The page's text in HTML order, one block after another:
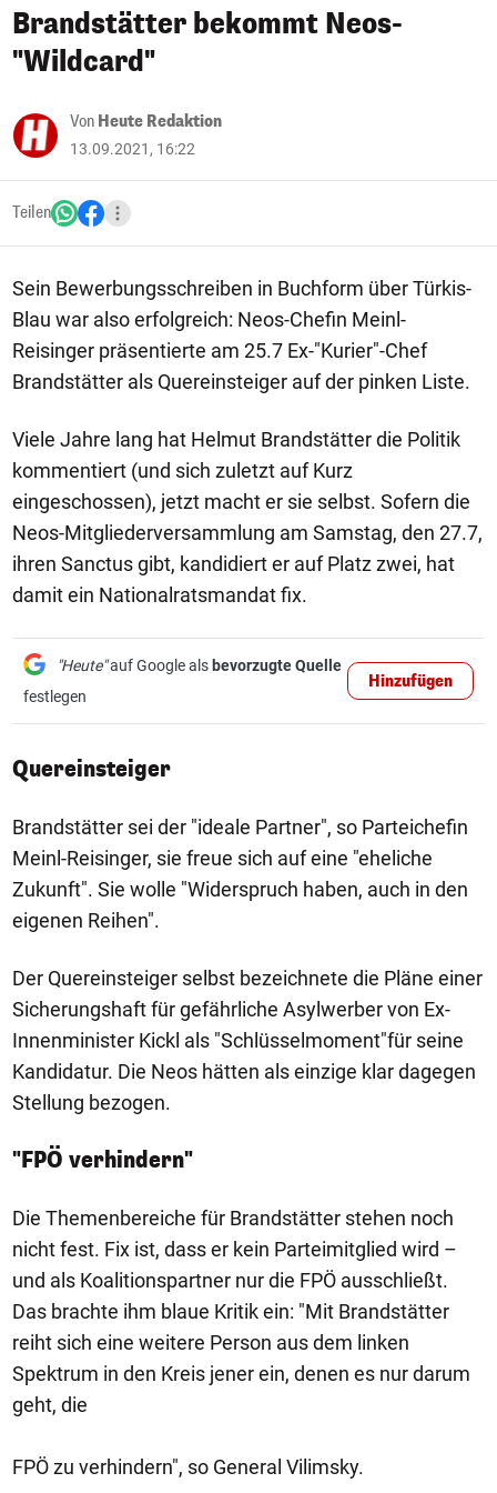
Brandstätter bekommt Neos-
"Wildcard"
Von Heute Redaktion
13.09.2021, 16:22
Teilen
Sein Bewerbungsschreiben in Buchform über Türkis-
Blau war also erfolgreich: Neos-Chefin Meinl-
Reisinger präsentierte am 25.7 Ex-"Kurier"-Chef
Brandstätter als Quereinsteiger auf der pinken Liste.
Viele Jahre lang hat Helmut Brandstätter die Politik
kommentiert (und sich zuletzt auf Kurz
eingeschossen), jetzt macht er sie selbst. Sofern die
Neos-Mitgliederversammlung am Samstag, den 27.7,
ihren Sanctus gibt, kandidiert er auf Platz zwei, hat
damit ein Nationalratsmandat fix.
"Heute"auf Google als bevorzugte Quelle
festlegen
Hinzufügen
Quereinsteiger
Brandstätter sei der "ideale Partner", so Parteichefin
Meinl-Reisinger, sie freue sich auf eine "eheliche
Zukunft". Sie wolle "Widerspruch haben, auch in den
eigenen Reihen".
Der Quereinsteiger selbst bezeichnete die Pläne einer
Sicherungshaft für gefährliche Asylwerber von Ex-
Innenminister Kickl als "Schlüsselmoment"für seine
Kandidatur. Die Neos hätten als einzige klar dagegen
Stellung bezogen.
"FPÖ verhindern"
Die Themenbereiche für Brandstätter stehen noch
nicht fest. Fix ist, dass er kein Parteimitglied wird –
und als Koalitionspartner nur die FPÖ ausschließt.
Das brachte ihm blaue Kritik ein: "Mit Brandstätter
reiht sich eine weitere Person aus dem linken
Spektrum in den Kreis jener ein, denen es nur darum
geht, die
FPÖ zu verhindern", so General Vilimsky.